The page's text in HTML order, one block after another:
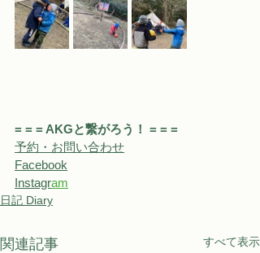
= = = AKGと繋がろう！ = = =
予約・お問い合わせ
Facebook
Instagram
日記 Diary
関連記事 すべて表示